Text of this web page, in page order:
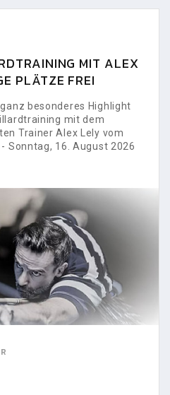
MIT ALEX
PLÄTZE FREI
besonderes Highlight
mit dem
Trainer Alex Lely vom
Sonntag, 16. August 2026